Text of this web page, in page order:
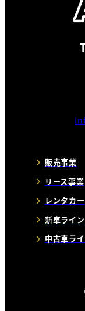
販売事業
リース事業
レンタカー
新車ライ
中古車ラ